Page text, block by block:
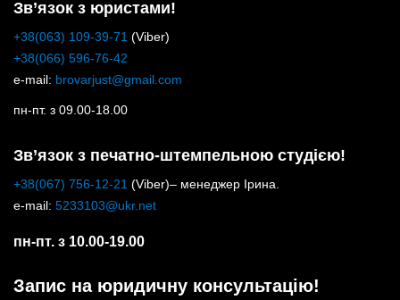
Зв’язок з юристами!
+38(063) 109-39-71 (Viber)
+38(066) 596-76-42
e-mail: brovarjust@gmail.com
пн-пт. з 09.00-18.00
Зв’язок з печатно-штемпельною студією!
+38(067) 756-12-21 (Viber)– менеджер Ірина.
e-mail: 5233103@ukr.net
пн-пт. з 10.00-19.00
Запис на юридичну консультацію!